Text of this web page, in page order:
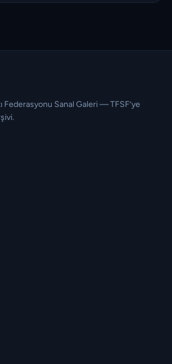
Federasyonu Sanal Galeri — TFSF’ye